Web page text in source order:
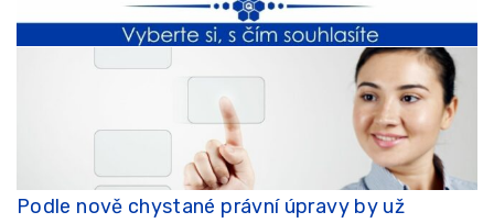
Podle nově chystané právní úpravy by už